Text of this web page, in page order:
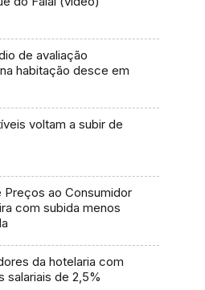
de avaliação
habitação desce em
voltam a subir de
Preços ao Consumidor
com subida menos
da hotelaria com
salariais de 2,5%